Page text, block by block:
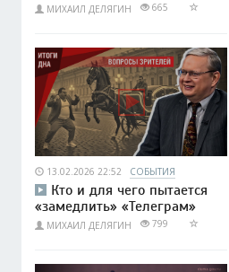
МИХАИЛ ДЕЛЯГИН 665
13.02.2026 22:52 СОБЫТИЯ
Кто и для чего пытается
«замедлить» «Телеграм»
МИХАИЛ ДЕЛЯГИН 799